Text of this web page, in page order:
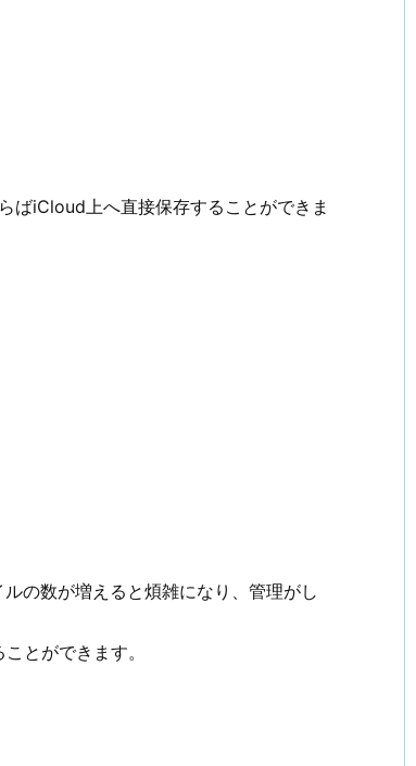
ばiCloud上へ直接保存することができま
の数が増えると煩雑になり、管理がし
とができます。